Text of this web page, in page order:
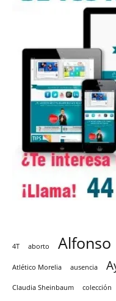
4T aborto
Atlético Morelia ausencia
Claudia Sheinbaum colección